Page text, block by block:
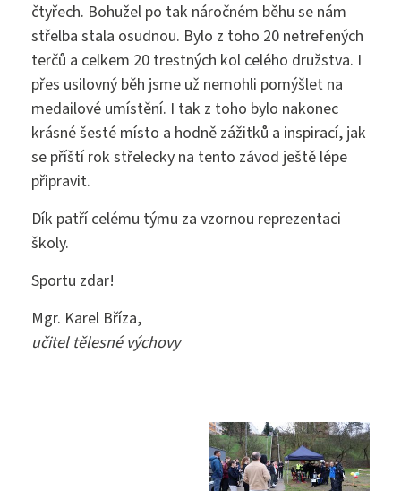
čtyřech. Bohužel po tak náročném běhu se nám
střelba stala osudnou. Bylo z toho 20 netrefených
terčů a celkem 20 trestných kol celého družstva. I
přes usilovný běh jsme už nemohli pomýšlet na
medailové umístění. I tak z toho bylo nakonec
krásné šesté místo a hodně zážitků a inspirací, jak
se příští rok střelecky na tento závod ještě lépe
připravit.
Dík patří celému týmu za vzornou reprezentaci
školy.
Sportu zdar!
Mgr. Karel Bříza,
učitel tělesné výchovy